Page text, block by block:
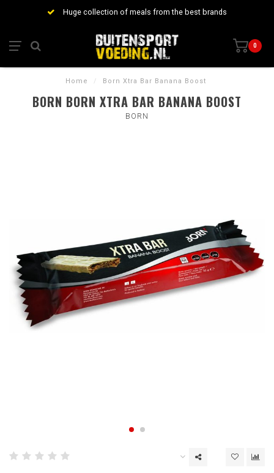
Huge collection of meals from the best brands
0
Home / Born Xtra Bar Banana Boost
BORN BORN XTRA BAR BANANA BOOST
BORN